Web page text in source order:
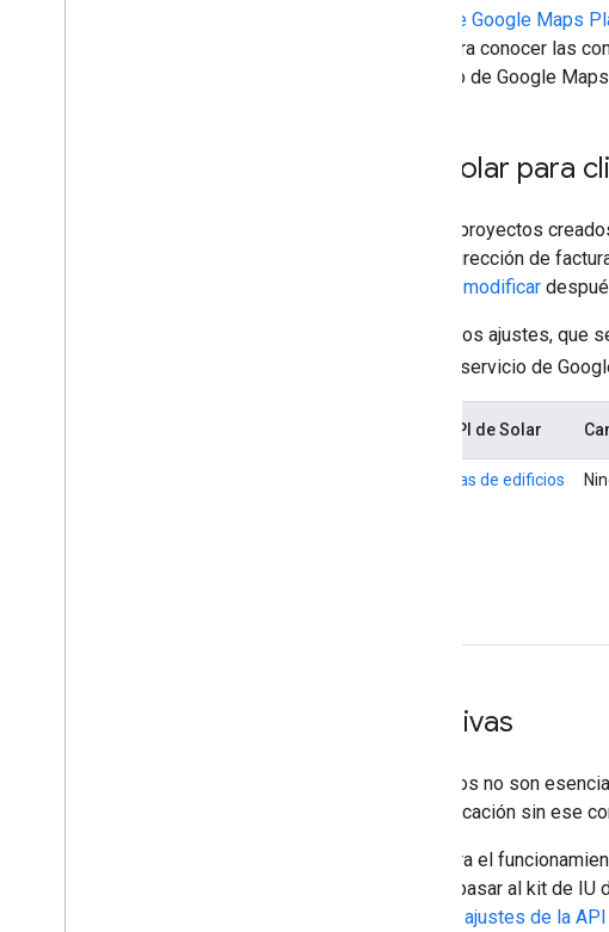
uso que haces de los Servicios de Google Maps
pueden cambiar con el tiempo. Para conocer las
se aplican a ti, consulta tu Acuerdo de Google
Ajustes de la API de Solar para
Estos ajustes se aplican a (a) los proyectos
vinculados a una cuenta con una dirección de
Estado sin modificar
En la siguiente tabla, se resumen los ajustes, que
, para cada servicio de
Ajustes en la funcionalidad de la API de Solar
Estadísticas de edificios
Integraciones alternativas
Los campos de dirección afectados no son
considerar seguir operando tu aplicación sin ese
Si ese contenido es necesario para el
campo de nombre, que se puede pasar al kit de
ajustes de la